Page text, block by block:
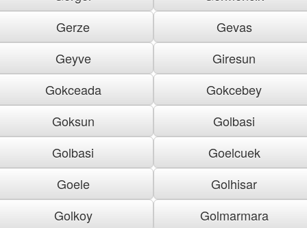
Gerze
Gevas
Geyve
Giresun
Gokceada
Gokcebey
Goksun
Golbasi
Golbasi
Goelcuek
Goele
Golhisar
Golkoy
Golmarmara